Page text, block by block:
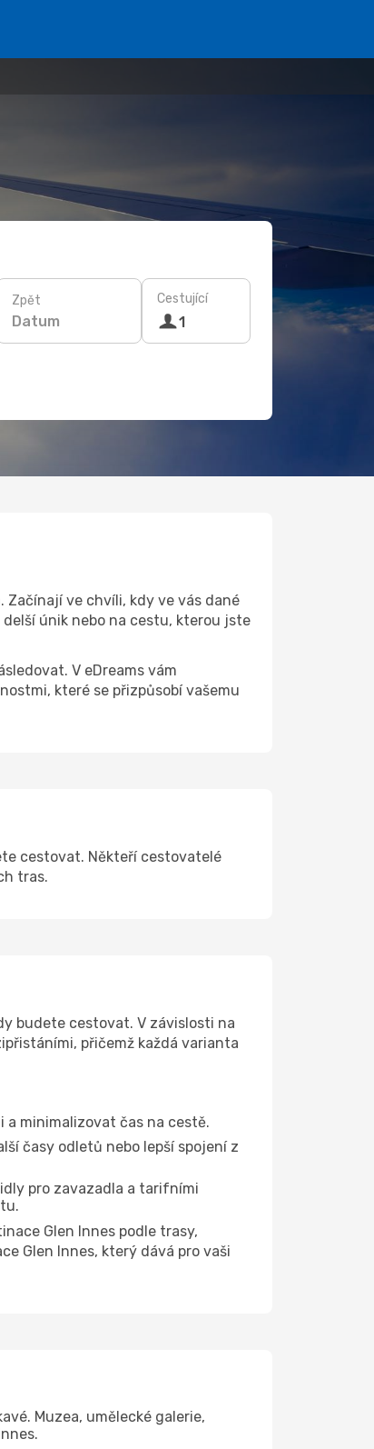
Zpět
Datum
Cestující
1
ve chvíli, kdy ve vás dané
únik nebo na cestu, kterou jste
V eDreams vám
které se přizpůsobí vašemu
cestovat. Někteří cestovatelé
tras.
budete cestovat. V závislosti na
přičemž každá varianta
minimalizovat čas na cestě.
časy odletů nebo lepší spojení z
pro zavazadla a tarifními
Glen Innes podle trasy,
Glen Innes, který dává pro vaši
Muzea, umělecké galerie,